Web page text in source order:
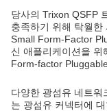
당사의 Trixon QSFP
충족하기 위해 탁월
Small Form-Factor
신 애플리케이션을
Form-factor
다양한 광섬유 네트
는 광섬유 커넥터에